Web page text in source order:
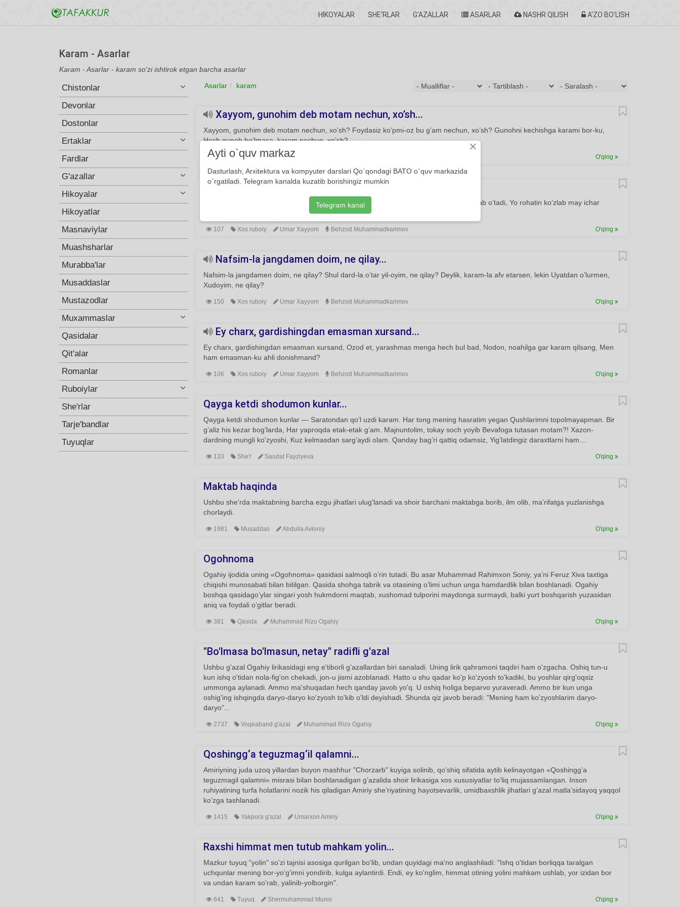
HIKOYALAR SHE'RLAR G'AZALLAR ASARLAR NASHR QILISH A'ZO BO'LISH
Karam - Asarlar
Karam - Asarlar - karam so'zi ishtirok etgan barcha asarlar
Chistonlar
Devonlar
Dostonlar
Ertaklar
Fardlar
G'azallar
Hikoyalar
Hikoyatlar
Masnaviylar
Muashsharlar
Murabba'lar
Musaddaslar
Mustazodlar
Muxammaslar
Qasidalar
Qit'alar
Romanlar
Ruboiylar
She'rlar
Tarje'bandlar
Tuyuqlar
Asarlar karam
Xayyom, gunohim deb motam nechun, xo’sh...
Xayyom, gunohim deb motam nechun, xo’sh? Foydasiz ko’pmi-oz bu g’am nechun, xo’sh? Gunohni kechishga karami bor-ku,
Hech gunoh bo’lmasa, karam nechun, xo’sh?
151 Xos ruboiy Umar Xayyom O'qing
Kimdaki aqldan biror satr bor...
Kimdaki aqldan biror satr bor, Umrin bir lahzasin o’tkazmas bekor, Yo xudo karamin istab o’tadi, Yo rohatin ko’zlab may ichar
107 Xos ruboiy Umar Xayyom Behzod Muhammadkarimov O'qing
Nafsim-la jangdamen doim, ne qilay...
Nafsim-la jangdamen doim, ne qilay? Shul dard-la o’tar yil-oyim, ne qilay? Deylik, karam-la afv etarsen, lekin Uyatdan o’lurmen,
Xudoyim, ne qilay?
150 Xos ruboiy Umar Xayyom Behzod Muhammadkarimov O'qing
Ey charx, gardishingdan emasman xursand...
Ey charx, gardishingdan emasman xursand, Ozod et, yarashmas menga hech bul bad, Nodon, noahilga gar karam qilsang, Men
ham emasman-ku ahli donishmand?
106 Xos ruboiy Umar Xayyom Behzod Muhammadkarimov O'qing
Qayga ketdi shodumon kunlar...
Qayga ketdi shodumon kunlar — Saratondan qo’l uzdi karam. Har tong mening hasratim yegan Qushlarimni topolmayapman. Bir
g’aliz his kezar bog’larda, Har yaproqda etak-etak g’am. Majnuntolim, tokay soch yoyib Bevafoga tutasan motam?! Xazon-
dardning mungli ko’zyoshi, Kuz kelmasdan sarg’aydi olam. Qanday bag’ri qattiq odamsiz, Yig’latdingiz daraxtlarni ham…
133 She'r Saodat Fayziyeva O'qing
Maktab haqinda
Ushbu she'rda maktabning barcha ezgu jihatlari ulug'lanadi va shoir barchani maktabga borib, ilm olib, ma'rifatga yuzlanishga
chorlaydi.
1981 Musaddas Abdulla Avloniy O'qing
Ogohnoma
Ogahiy ijodida uning «Ogohnoma» qasidasi salmoqli o’rin tutadi. Bu asar Muhammad Rahimxon Soniy, ya’ni Feruz Xiva taxtiga
chiqishi munosabati bilan bitilgan. Qasida shohga tabrik va otasining o’limi uchun unga hamdardlik bilan boshlanadi. Ogahiy
boshqa qasidago’ylar singari yosh hukmdorni maqtab, xushomad tulporini maydonga surmaydi, balki yurt boshqarish yuzasidan
aniq va foydali o’gitlar beradi.
381 Qasida Muhammad Rizo Ogahiy O'qing
"Bo'lmasa bo'lmasun, netay" radifli g'azal
Ushbu g'azal Ogahiy lirikasidagi eng e'tiborli g'azallardan biri sanaladi. Uning lirik qahramoni taqdiri ham o'zgacha. Oshiq tun-u
kun ishq o'tidan nola-fig'on chekadi, jon-u jismi azoblanadi. Hatto u shu qadar ko'p ko'zyosh to'kadiki, bu yoshlar qirg'oqsiz
ummonga aylanadi. Ammo ma'shuqadan hech qanday javob yo'q. U oshiq holiga beparvo yuraveradi. Ammo bir kun unga
oshig'ing ishqingda daryo-daryo ko'zyosh to'kib o'ldi deyishadi. Shunda qiz javob beradi: "Mening ham ko'zyoshlarim daryo-
daryo"...
2737 Voqeaband g'azal Muhammad Rizo Ogahiy O'qing
Qoshingg‘a teguzmag‘il qalamni...
Amiriyning juda uzoq yillardan buyon mashhur "Chorzarb" kuyiga solinib, qo’shiq sifatida aytib kelinayotgan «Qoshingg’a
teguzmagil qalamni» misrasi bilan boshlanadigan g’azalida shoir lirikasiga xos xususiyatlar to’liq mujassamlangan. Inson
ruhiyatining turfa holatlarini nozik his qiladigan Amiriy she’riyatining hayotsevarlik, umidbaxshlik jihatlari g’azal matla’sidayoq yaqqol
ko’zga tashlanadi.
1415 Yakpora g'azal Umarxon Amiriy O'qing
Raxshi himmat men tutub mahkam yolin...
Mazkur tuyuq "yolin" so'zi tajnisi asosiga qurilgan bo'lib, undan quyidagi ma'no anglashiladi: "Ishq o'tidan borliqqa taralgan
uchqunlar mening bor-yo'g'imni yondirib, kulga aylantirdi. Endi, ey ko'nglim, himmat otining yolini mahkam ushlab, yor izidan bor
va undan karam so'rab, yalinib-yolborgin".
641 Tuyuq Shermuhammad Munis O'qing
×
Ayti o`quv markaz
Dasturlash, Arxitektura va kompyuter darslari Qo`qondagi BATO o`quv markazida
o`rgatiladi. Telegram kanalda kuzatib borishingiz mumkin
Telegram kanal